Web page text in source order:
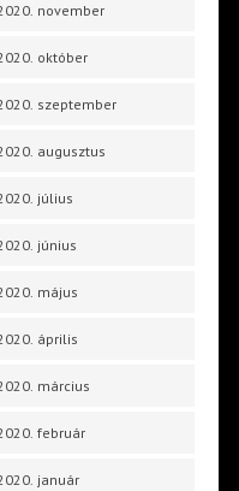
november
október
szeptember
augusztus
július
június
május
április
március
február
január